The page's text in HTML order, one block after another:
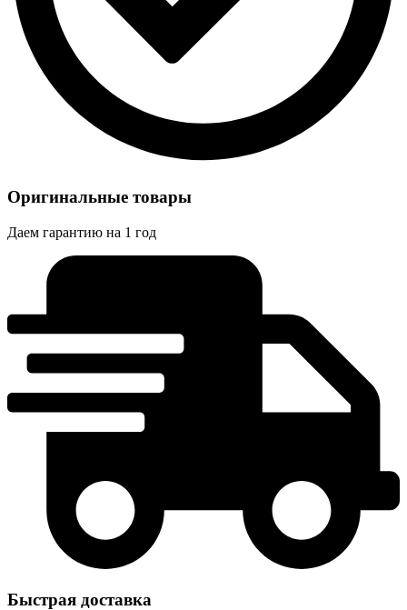
Оригинальные товары
Даем гарантию на 1 год
Быстрая доставка